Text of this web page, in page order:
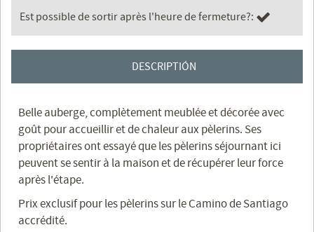
Est possible de sortir après l'heure de fermeture?:
DESCRIPTIÓN
Belle auberge, complètement meublée et décorée avec
goût pour accueillir et de chaleur aux pèlerins. Ses
propriétaires ont essayé que les pèlerins séjournant ici
peuvent se sentir à la maison et de récupérer leur force
après l'étape.
Prix ​​exclusif pour les pèlerins sur le Camino de Santiago
accrédité.